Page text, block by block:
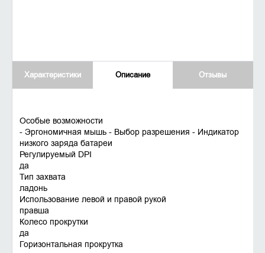
Характеристики Описание Отзывы
Особые возможности
- Эргономичная мышь - Выбор разрешения - Индикатор
низкого заряда батареи
Регулируемый DPI
да
Тип захвата
ладонь
Использование левой и правой рукой
правша
Колесо прокрутки
да
Горизонтальная прокрутка